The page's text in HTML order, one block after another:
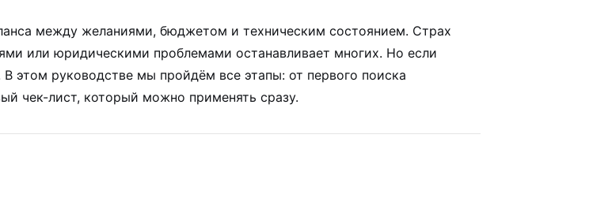
между желаниями, бюджетом и техническим состоянием. Страх
или юридическими проблемами останавливает многих. Но если
этом руководстве мы пройдём все этапы: от первого поиска
чек-лист, который можно применять сразу.